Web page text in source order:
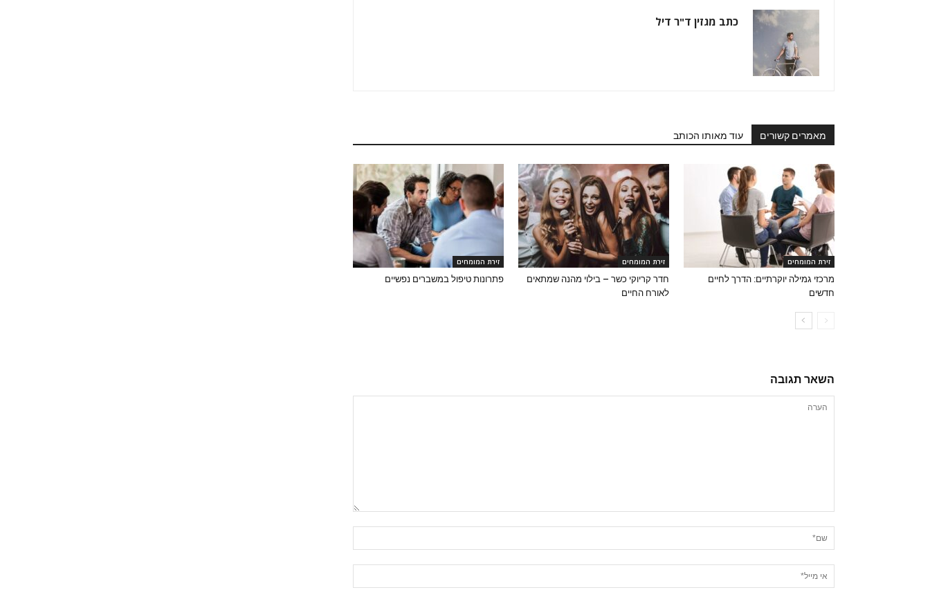
כתב מגזין ד"ר דיל
מאמרים קשורים עוד מאותו הכותב
זירת המומחים
מרכזי גמילה יוקרתיים: הדרך לחיים
חדשים
זירת המומחים
חדר קריוקי כשר – בילוי מהנה שמתאים
לאורח החיים
זירת המומחים
פתרונות טיפול במשברים נפשיים
השאר תגובה